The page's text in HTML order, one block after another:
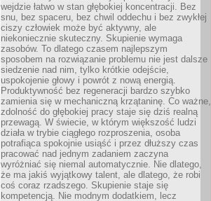
wejdzie łatwo w stan głębokiej koncentracji. Bez
snu, bez spaceru, bez chwil oddechu i bez zwykłej
ciszy człowiek może być aktywny, ale
niekoniecznie skuteczny. Skupienie wymaga
zasobów. To dlatego czasem najlepszym
sposobem na rozwiązanie problemu nie jest dalsze
siedzenie nad nim, tylko krótkie odejście,
uspokojenie głowy i powrót z nową energią.
Produktywność bez regeneracji bardzo szybko
zamienia się w mechaniczną krzątaninę. Co ważne,
zdolność do głębokiej pracy staje się dziś realną
przewagą. W świecie, w którym większość ludzi
działa w trybie ciągłego rozproszenia, osoba
potrafiąca spokojnie usiąść i przez dłuższy czas
pracować nad jednym zadaniem zaczyna
wyróżniać się niemal automatycznie. Nie dlatego,
że ma jakiś wyjątkowy talent, ale dlatego, że robi
coś coraz rzadszego. Skupienie staje się
kompetencją. Nie modnym dodatkiem, lecz